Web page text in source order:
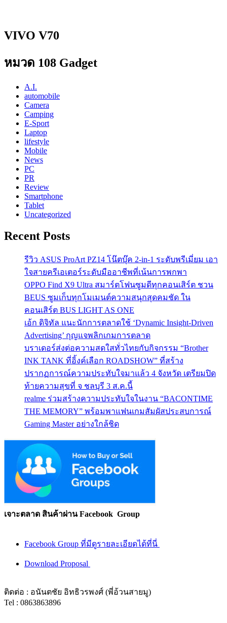
VIVO V70
หมวด 108 Gadget
A.I.
automobile
Camera
Camping
E-Sport
Laptop
lifestyle
Mobile
News
PC
PR
Review
Smartphone
Tablet
Uncategorized
Recent Posts
รีวิว ASUS ProArt PZ14 โน๊ตบุ๊ค 2-in-1 ระดับพรีเมี่ยม เอา
ใจสายครีเอเตอร์ระดับมืออาชีพที่เน้นการพกพา
OPPO Find X9 Ultra สมาร์ตโฟนซูมดีทุกคอนเสิร์ต ชวน
BEUS ซูมเก็บทุกโมเมนต์ความสนุกสุดคมชัด ใน
คอนเสิร์ต BUS LIGHT AS ONE
เอ้ก ดิจิทัล แนะนักการตลาดใช้ ‘Dynamic Insight-Driven
Advertising’ กุญแจพลิกเกมการตลาด
บราเดอร์ส่งต่อความสดใสทั่วไทยกับกิจกรรม “Brother
INK TANK ที่อิ้งค์เลือก ROADSHOW” ที่สร้าง
ปรากฏการณ์ความประทับใจมาแล้ว 4 จังหวัด เตรียมปิด
ท้ายความสุขที่ จ ชลบุรี 3 ส.ค.นี้
realme ร่วมสร้างความประทับใจในงาน “BACONTIME
THE MEMORY” พร้อมพาแฟนเกมสัมผัสประสบการณ์
Gaming Master อย่างใกล้ชิด
เจาะตลาด สินค้าผ่าน Facebook Group
Facebook Group ที่มีดูรายละเอียดได้ที่นี่
Download Proposal
ติดต่อ : อนันตชัย อิทธิวรพงศ์ (พี่อ้วนสายมู)
Tel : 0863863896